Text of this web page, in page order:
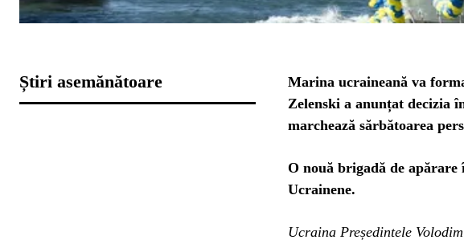
Știri asemănătoare
Marina ucraineană va
Zelenski a anunțat decizia
marchează sărbătoarea
O nouă brigadă de
Ucrainene.
Ucraina Președintele